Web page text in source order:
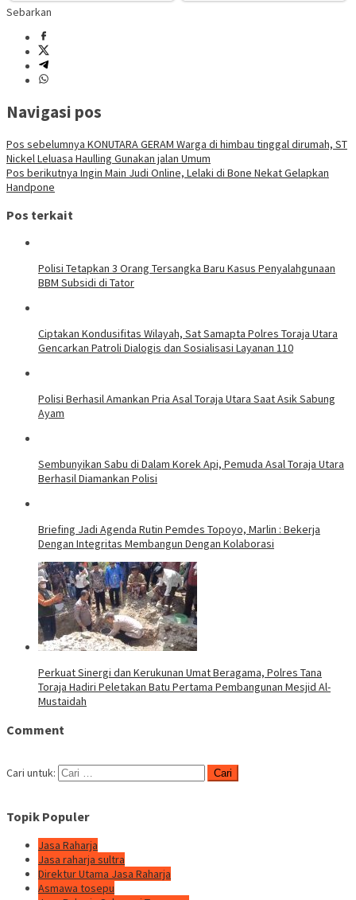
Sebarkan
Navigasi pos
Pos sebelumnya KONUTARA GERAM Warga di himbau tinggal dirumah, ST
Nickel Leluasa Haulling Gunakan jalan Umum
Pos berikutnya Ingin Main Judi Online, Lelaki di Bone Nekat Gelapkan
Handpone
Pos terkait
Polisi Tetapkan 3 Orang Tersangka Baru Kasus Penyalahgunaan
BBM Subsidi di Tator
Ciptakan Kondusifitas Wilayah, Sat Samapta Polres Toraja Utara
Gencarkan Patroli Dialogis dan Sosialisasi Layanan 110
Polisi Berhasil Amankan Pria Asal Toraja Utara Saat Asik Sabung
Ayam
Sembunyikan Sabu di Dalam Korek Api, Pemuda Asal Toraja Utara
Berhasil Diamankan Polisi
Briefing Jadi Agenda Rutin Pemdes Topoyo, Marlin : Bekerja
Dengan Integritas Membangun Dengan Kolaborasi
Perkuat Sinergi dan Kerukunan Umat Beragama, Polres Tana
Toraja Hadiri Peletakan Batu Pertama Pembangunan Mesjid Al-
Mustaidah
Comment
Cari untuk:
Topik Populer
Jasa Raharja
Jasa raharja sultra
Direktur Utama Jasa Raharja
Asmawa tosepu